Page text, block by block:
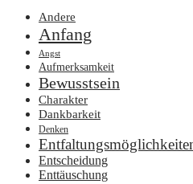
Andere
Anfang
Angst
Aufmerksamkeit
Bewusstsein
Charakter
Dankbarkeit
Denken
Entscheidung
Enttäuschung